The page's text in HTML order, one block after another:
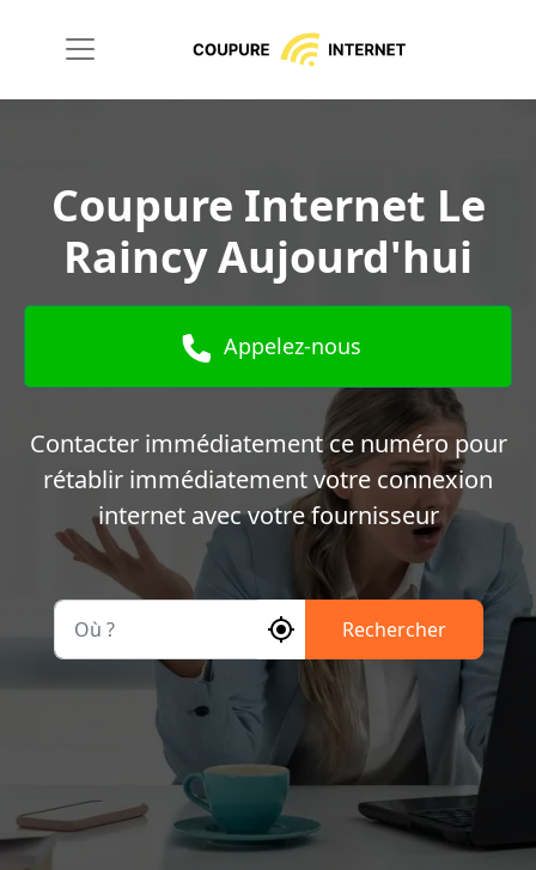
Coupure Internet Le
Raincy Aujourd'hui
Appelez-nous
Contacter immédiatement ce numéro pour
rétablir immédiatement votre connexion
internet avec votre fournisseur
Rechercher